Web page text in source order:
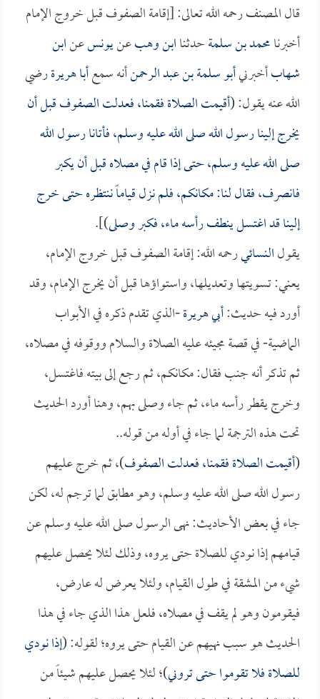
قال المصنف رحمه الله تعالى: [إقامة الصفوف قبل خروج الإمام
أخبرنامحمد بن سلمةحدثناابن وهبعنيونسعنابن
شهابأخبرنيأبو سلمة بن عبد الرحمنأنه سمعأبا هريرةرضي
الله عنه يقول: (أقيمت الصلاة فقمنا، فعدلت الصفوف قبل أن
يخرج إلينا رسول الله صلى الله عليه وسلم، فأتانا رسول الله
صلى الله عليه وسلم، حتى إذا قام في مصلاه قبل أن يكبر
فانصرف، فقال لنا: مكانكم، فلم نزل قياماً ننتظره حتى خرج
إلينا قد اغتسل ينطف رأسه ماء، فكبر وصلى)].
يقولالنسائيرحمه الله: إقامة الصفوف قبل خروج الإمام،
يعني: تسويتها وتعديلها، واستواؤها قبل أن يخرج الإمام، وقد
أورد فيه حديث:أبي هريرة-الذي تقدم ذكره في الأبواب
الماضية- في قصة مجيئه عليه الصلاة والسلام ووقوفه في مصلاه،
ثم تذكر أنه جنب فقال: مكانكم، ثم رجع إلى بيته فاغتسل،
وخرج يقطر رأسه ماء، ثم جاء وصلى بهم، وهنا أورد الحديث
تحت هذه الترجمة لما جاء في أوله من قوله..
(أقيمت الصلاة فقمنا، فعدلت الصفوف)، ثم خرج عليهم
رسول الله صلى الله عليه وسلم، وهو مطابق لما ترجم له، لكن
جاء في بعض الأحاديث: نهى الرسول صلى الله عليه وسلم عن
قيامهم إذا نودي للصلاة حتى يروه، وذلك لئلا يحصل عليهم
شيء من المشقة في طول القيام، ولئلا يعرض له عارض،
فيقومون وهو لم يقف في مصلاه، فلعل هذا الذي جاء في هذا
الحديث هو سبب نهيهم عن القيام حتى يروه؛ لقوله: (إذا نودي
للصلاة فلا تقوموا حتى تروني)؛ لئلا يحصل عليهم شيئاً من